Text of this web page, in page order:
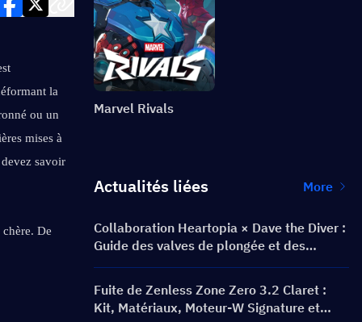
la
ou un
mises à
savoir
De
Marvel Rivals
Actualités liées More
Collaboration Heartopia × Dave the Diver :
Guide des valves de plongée et des
récompenses
Fuite de Zenless Zone Zero 3.2 Claret :
Kit, Matériaux, Moteur-W Signature et